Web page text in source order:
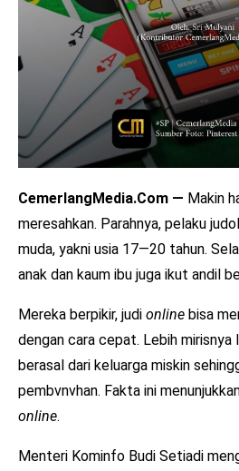
CemerlangMedia.Com — Makin
meresahkan. Parahnya, pelaku
muda, yakni usia 17—20 tahun.
anak dan kaum ibu juga ikut andil
Mereka berpikir, judi online bisa
dengan cara cepat. Lebih mirisnya
berasal dari keluarga miskin
pembvnvhan. Fakta ini
online.
Menteri Kominfo Budi Setiadi